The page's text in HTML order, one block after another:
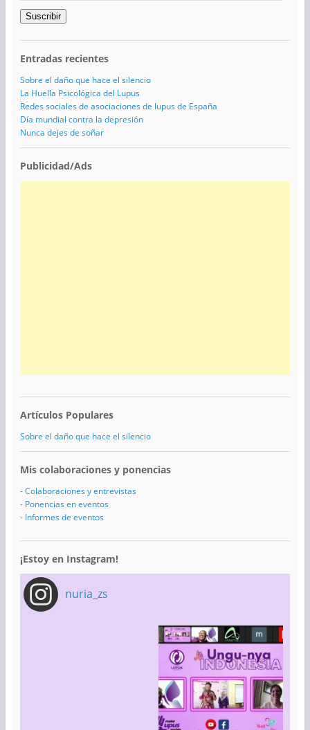
Suscribir
Entradas recientes
Sobre el daño que hace el silencio
La Huella Psicológica del Lupus
Redes sociales de asociaciones de lupus de España
Día mundial contra la depresión
Nunca dejes de soñar
Publicidad/Ads
Artículos Populares
Sobre el daño que hace el silencio
Mis colaboraciones y ponencias
-Colaboraciones y entrevistas
- Ponencias en eventos
- Informes de eventos
¡Estoy en Instagram!
nuria_zs